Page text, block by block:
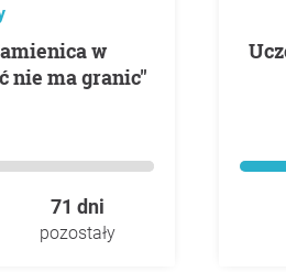
nie ma granic"
71 dni
pozostały
Uczciwy dostęp i transparentność w